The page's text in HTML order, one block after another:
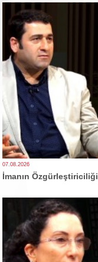
07.08.2026
İmanın Özgürleştiriciliği